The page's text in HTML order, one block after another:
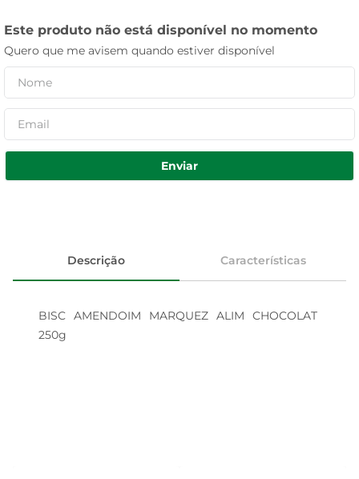
Este produto não está disponível no momento
Quero que me avisem quando estiver disponível
Enviar
Descrição Características
BISC AMENDOIM MARQUEZ ALIM CHOCOLAT
250g